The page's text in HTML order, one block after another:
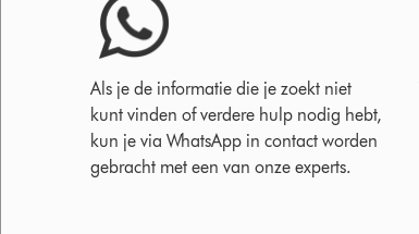
Als je de informatie die je zoekt niet
kunt vinden of verdere hulp nodig hebt,
kun je via WhatsApp in contact worden
gebracht met een van onze experts.